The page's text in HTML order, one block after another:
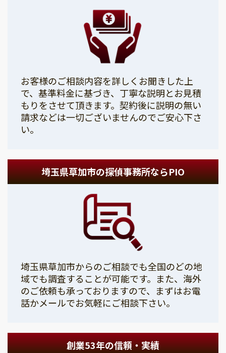
お客様のご相談内容を詳しくお聞きした上
で、基準料金に基づき、丁寧な説明とお見積
もりをさせて頂きます。契約後に説明の無い
請求などは一切ございませんのでご安心下さ
い。
埼玉県草加市の探偵事務所ならPIO
埼玉県草加市からのご相談でも全国のどの地
域でも調査することが可能です。また、海外
のご依頼も承っておりますので、まずはお電
話かメールでお気軽にご相談下さい。
創業53年の信頼・実績